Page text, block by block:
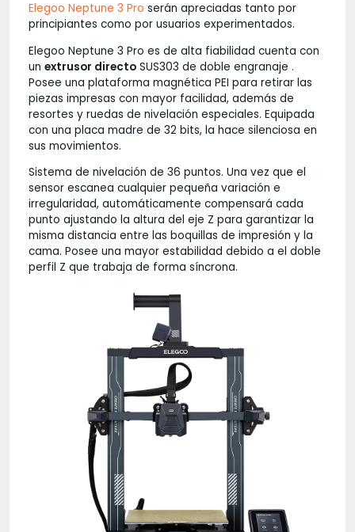
Elegoo Neptune 3 Pro serán apreciadas tanto por
principiantes como por usuarios experimentados.
Elegoo Neptune 3 Pro es de alta fiabilidad cuenta con
un extrusor directo SUS303 de doble engranaje .
Posee una plataforma magnética PEI para retirar las
piezas impresas con mayor facilidad, además de
resortes y ruedas de nivelación especiales. Equipada
con una placa madre de 32 bits, la hace silenciosa en
sus movimientos.
Sistema de nivelación de 36 puntos. Una vez que el
sensor escanea cualquier pequeña variación e
irregularidad, automáticamente compensará cada
punto ajustando la altura del eje Z para garantizar la
misma distancia entre las boquillas de impresión y la
cama. Posee una mayor estabilidad debido a el doble
perfil Z que trabaja de forma síncrona.